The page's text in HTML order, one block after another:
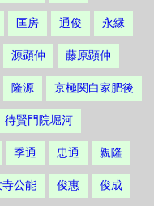
匡房 通俊 永縁
源顕仲 藤原顕仲
隆源 京極関白家肥後
待賢門院堀河
季通 忠通 親隆
寺公能 俊惠 俊成